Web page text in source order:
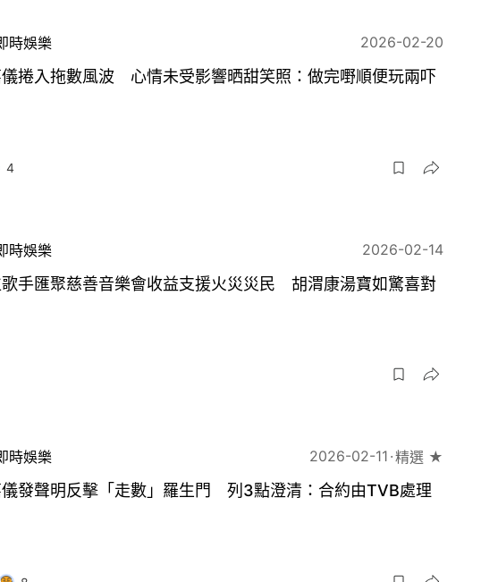
時娛樂 2026-02-20
捲入拖數風波 心情未受影響晒甜笑照：做完嘢順便玩兩吓
4
時娛樂 2026-02-14
手匯聚慈善音樂會收益支援火災災民 胡渭康湯寶如驚喜對
時娛樂 2026-02-11 精選 ★
發聲明反擊「走數」羅生門 列3點澄清：合約由TVB處理